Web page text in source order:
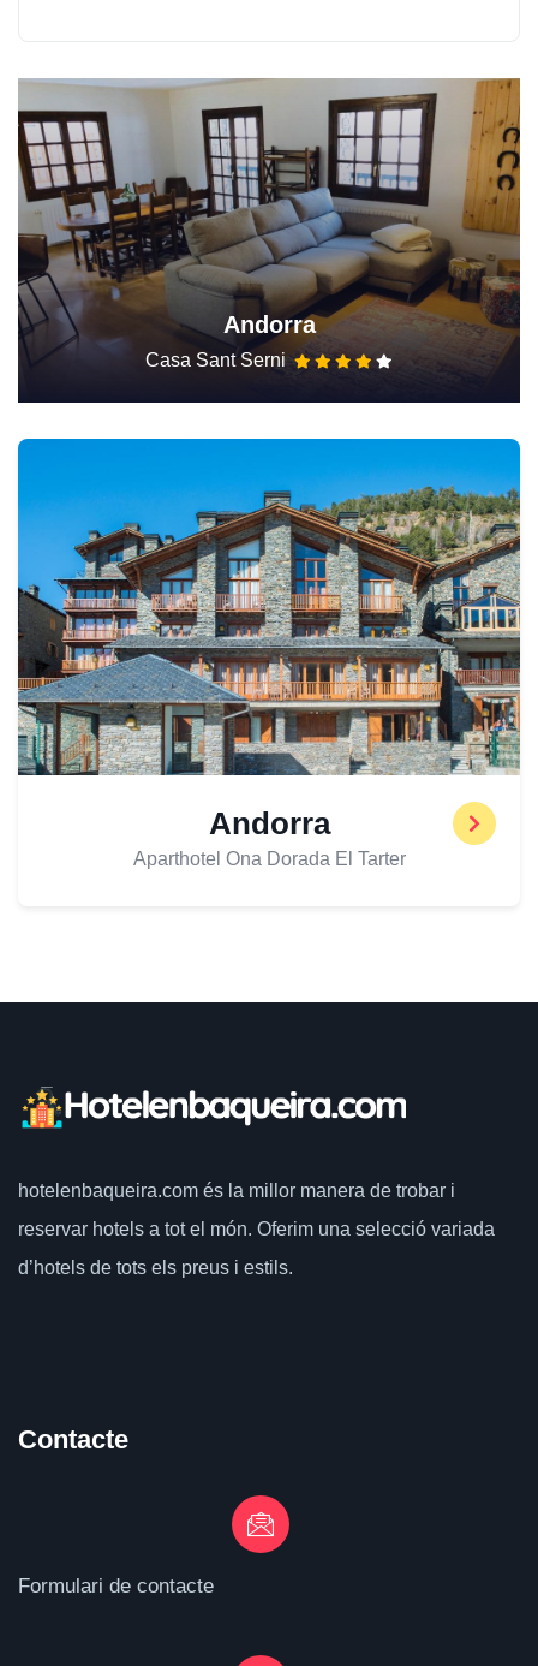
Andorra
Casa Sant Serni
Andorra
Aparthotel Ona Dorada El Tarter
hotelenbaqueira.com és la millor manera de trobar i
reservar hotels a tot el món. Oferim una selecció variada
d’hotels de tots els preus i estils.
Contacte
Formulari de contacte